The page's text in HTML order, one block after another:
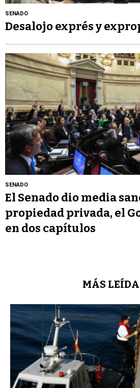
SENADO
Desalojo exprés y
SENADO
El Senado dio media
propiedad privada, el
en dos capítulos
MÁS